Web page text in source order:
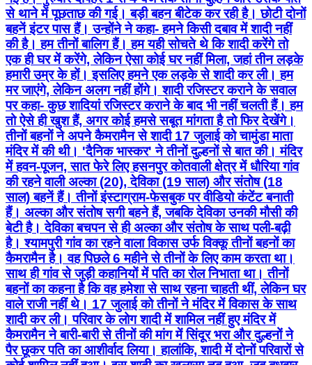
से थाने में पूछताछ की गई। बड़ी बहन बीटेक कर रही है। छोटी दोनों
बहनें इंटर पास हैं। उन्होंने ने कहा- हमने किसी दबाव में शादी नहीं
की है। हम तीनों बालिग हैं। हम यही सोचते थे कि शादी करेंगे तो
एक ही घर में करेंगे, लेकिन ऐसा कोई घर नहीं मिला, जहां तीन लड़के
हमारी उम्र के हों। इसलिए हमने एक लड़के से शादी कर ली। हम
मर जाएंगे, लेकिन अलग नहीं होंगे। शादी रजिस्टर कराने के सवाल
पर कहा- कुछ शादियां रजिस्टर कराने के बाद भी नहीं चलती हैं। हम
तो ऐसे ही खुश हैं, अगर कोई हमसे सबूत मांगता है तो फिर देखेंगे।
तीनों बहनों ने अपने कैमरामैन से शादी 17 जुलाई को चामुंडा माता
मंदिर में की थी। 'दैनिक भास्कर' ने तीनों दुल्हनों से बात की। मंदिर
में हवन-पूजन, सात फेरे लिए हसनपुर कोतवाली क्षेत्र में धौरिया गांव
की रहने वाली अल्का (20), देविका (19 साल) और संतोष (18
साल) बहनें हैं। तीनों इंस्टाग्राम-फेसबुक पर वीडियो कंटेंट बनाती
हैं। अल्का और संतोष सगी बहने हैं, जबकि देविका उनकी मौसी की
बेटी है। देविका बचपन से ही अल्का और संतोष के साथ पली-बढ़ी
है। श्यामपुरी गांव का रहने वाला विकास उर्फ विक्कू तीनों बहनों का
कैमरामैन है। वह पिछले 6 महीने से तीनों के लिए काम करता था।
साथ ही गांव से जुड़ी कहानियों में पति का रोल निभाता था। तीनों
बहनों का कहना है कि वह हमेशा से साथ रहना चाहती थीं, लेकिन घर
वाले राजी नहीं थे। 17 जुलाई को तीनों ने मंदिर में विकास के साथ
शादी कर ली। परिवार के लोग शादी में शामिल नहीं हुए मंदिर में
कैमरामैन ने बारी-बारी से तीनों की मांग में सिंदूर भरा और दुल्हनों ने
पैर छूकर पति का आशीर्वाद लिया। हालांकि, शादी में दोनों परिवारों से